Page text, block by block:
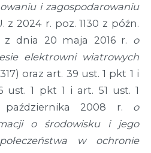
i zagospodarowaniu
z 2024 r. poz. 1130 z późn.
z dnia 20 maja 2016 r. o
elektrowni wiatrowych
oraz art. 39 ust. 1 pkt 1 i
ust. 1 pkt 1 i art. 51 ust. 1
2008 r. o
o środowisku i jego
w ochronie